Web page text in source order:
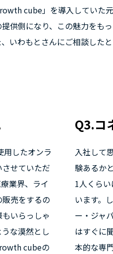
cube」を導入していた
供側になり、この魅力をも
いわもとさんにご相談した
用したオンラ
せていただ
業界、ライ
売をするの
いらっしゃ
な漠然とし
cubeの
Q3.コ
入社して
験あるか
1人くら
います。
ー・ジャ
はすぐに
本的な専